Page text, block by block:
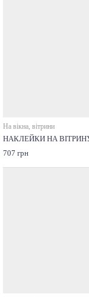
На вікна, вітрини
НАКЛЕЙКИ НА
707 грн